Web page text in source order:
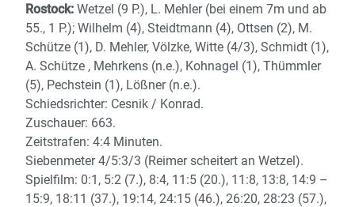
Rostock: Wetzel (9 P.), L. Mehler (bei einem 7m und ab
55., 1 P.); Wilhelm (4), Steidtmann (4), Ottsen (2), M.
Schütze (1), D. Mehler, Völzke, Witte (4/3), Schmidt (1),
A. Schütze , Mehrkens (n.e.), Kohnagel (1), Thümmler
(5), Pechstein (1), Lößner (n.e.).
Schiedsrichter: Cesnik / Konrad.
Zuschauer: 663.
Zeitstrafen: 4:4 Minuten.
Siebenmeter 4/5:3/3 (Reimer scheitert an Wetzel).
Spielfilm: 0:1, 5:2 (7.), 8:4, 11:5 (20.), 11:8, 13:8, 14:9 –
15:9, 18:11 (37.), 19:14, 24:15 (46.), 26:20, 28:23 (57.),